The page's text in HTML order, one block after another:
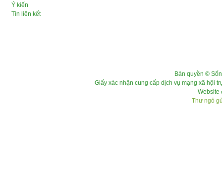
Ý kiến
Tin liên kết
Bản quyền ©
Giấy xác nhận cung cấp dịch vụ mạng xã hội
Website
Thư ngỏ